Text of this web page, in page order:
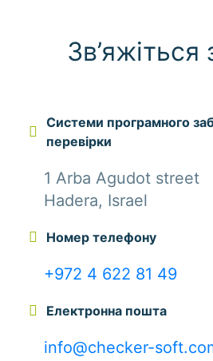
Системи програмного
перевірки
1 Arba Agudot street
Hadera, Israel
Номер телефону
+972 4 622 81 49
Електронна пошта
info@checker-